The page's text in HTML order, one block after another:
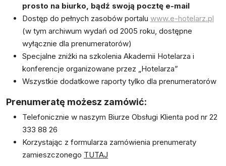
prosto na biurko, bądź swoją pocztę e-mail
Dostęp do pełnych zasobów portalu www.e-hotelarz.pl
(w tym archiwum wydań od 2005 roku, dostępne
wyłącznie dla prenumeratorów)
Specjalne zniżki na szkolenia Akademii Hotelarza i
konferencje organizowane przez „Hotelarza”
Wszystkie dodatkowe raporty tylko dla prenumeratorów
Prenumeratę możesz zamówić:
Telefonicznie w naszym Biurze Obsługi Klienta pod nr 22
333 88 26
Korzystając z formularza zamówienia prenumeraty
zamieszczonego TUTAJ